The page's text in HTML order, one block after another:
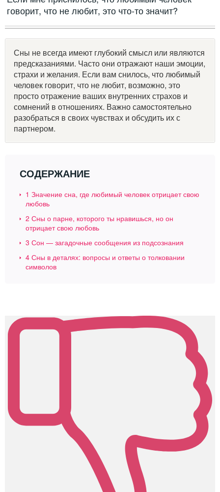
говорит, что не любит, это что-то значит?
Сны не всегда имеют глубокий смысл или являются
предсказаниями. Часто они отражают наши эмоции,
страхи и желания. Если вам снилось, что любимый
человек говорит, что не любит, возможно, это
просто отражение ваших внутренних страхов и
сомнений в отношениях. Важно самостоятельно
разобраться в своих чувствах и обсудить их с
партнером.
СОДЕРЖАНИЕ
1 Значение сна, где любимый человек отрицает свою
любовь
2 Сны о парне, которого ты нравишься, но он
отрицает свою любовь
3 Сон — загадочные сообщения из подсознания
4 Сны в деталях: вопросы и ответы о толковании
символов